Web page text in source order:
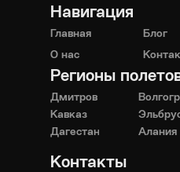
Контакты
Регионы
Навигация
Блог
Алания
Дагестан
Кавказ
Дмитров
О нас
Главная